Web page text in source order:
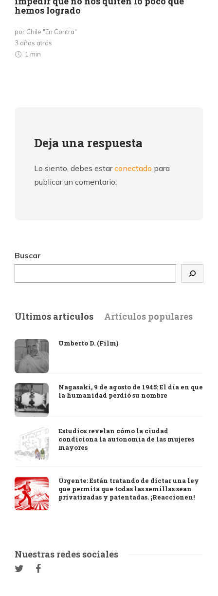
hemos logrado
por Chile "En Contra"
3 años atrás
1 min
Deja una respuesta
Lo siento, debes estarconectado para
publicar un comentario.
Buscar
Últimos artículos Artículos populares
Umberto D. (Film)
Nagasaki, 9 de agosto de 1945: El día en que
la humanidad perdió su nombre
Estudios revelan cómo la ciudad
condiciona la autonomía de las mujeres
mayores
Urgente: Están tratando de dictar una ley
que permita que todas las semillas sean
privatizadas y patentadas. ¡Reaccionen!
Nuestras redes sociales